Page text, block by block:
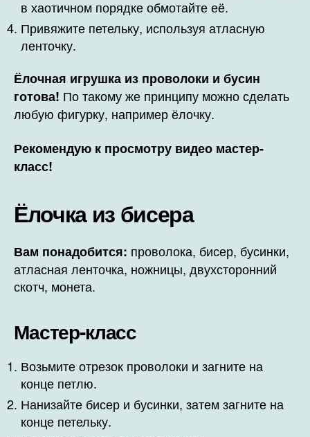
в хаотичном порядке обмотайте её.
Привяжите петельку, используя атласную
ленточку.
Ёлочная игрушка из проволоки и бусин
готова! По такому же принципу можно сделать
любую фигурку, например ёлочку.
Рекомендую к просмотру видео мастер-
класс!
Ёлочка из бисера
Вам понадобится: проволока, бисер, бусинки,
атласная ленточка, ножницы, двухсторонний
скотч, монета.
Мастер-класс
Возьмите отрезок проволоки и загните на
конце петлю.
Нанизайте бисер и бусинки, затем загните на
конце петельку.